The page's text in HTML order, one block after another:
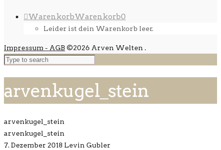
WarenkorbWarenkorb0
Leider ist dein Warenkorb leer.
Impressum - AGB ©2026 Arven Welten .
arvenkugel_stein
arvenkugel_stein
arvenkugel_stein
7. Dezember 2018 Levin Gubler